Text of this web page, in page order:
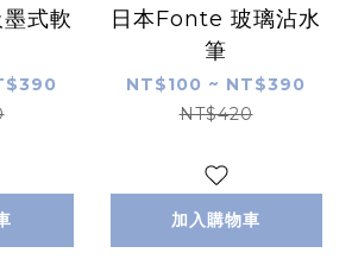
式軟
日本Fonte 玻璃沾水
筆
NT$100 ~ NT$390
NT$420
加入購物車